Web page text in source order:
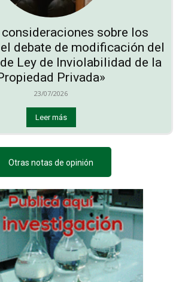
sobre los
debate de modificación del
Ley de Inviolabilidad de la
Privada»
23/07/2026
Leer más
Otras notas de opinión